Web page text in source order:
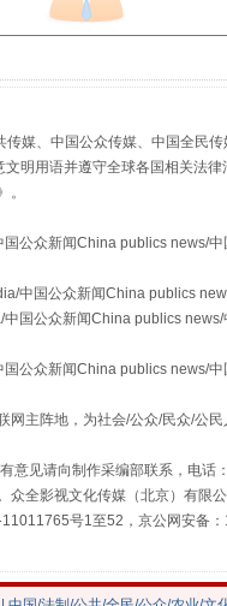
生物安全法正式实施
媒、中国公众传媒、中国全
明用语并遵守全球各国相关法律
。
公众新闻China publics news/
中国公众新闻China publics
国公众新闻China publics
公众新闻China publics news/
主阵地，为社会/公众/民众/公
意见请向制作采编部联系，电
众全影视文化传媒（北京）有限
号1至52，京公网安备